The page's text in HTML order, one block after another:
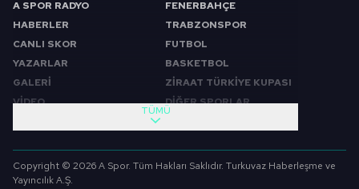
A SPOR RADYO
HABERLER
CANLI SKOR
YAZARLAR
GALERİ
VİDEO
FENERBAHÇE
TRABZONSPOR
FUTBOL
BASKETBOL
ZİRAAT TÜRKİYE KUPASI
DİĞER SPORLAR
SABAH SPORU
SPOR GÜNDEMİ
FUTBOL
TÜMÜ
Copyright © 2026 A Spor. Tüm Hakları Saklıdır. Turkuvaz Haberleşme ve
Yayıncılık A.Ş.